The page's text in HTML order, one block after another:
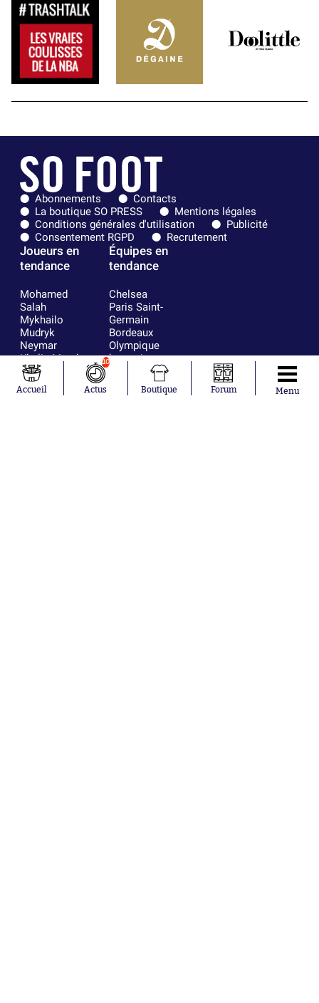
Abonnements
Contacts
La boutique SO PRESS
Mentions légales
Conditions générales d'utilisation
Publicité
Consentement RGPD
Recrutement
Joueurs en
tendance
Mohamed
Salah
Mykhailo
Mudryk
Neymar
Khalis Merah
Loïs Openda
Moussa
Niakhaté
Équipes en
tendance
Chelsea
Paris Saint-
Germain
Bordeaux
Olympique
lyonnais
Real Madrid
RC Strasbourg
Accueil
10
Actus Boutique Forum Menu